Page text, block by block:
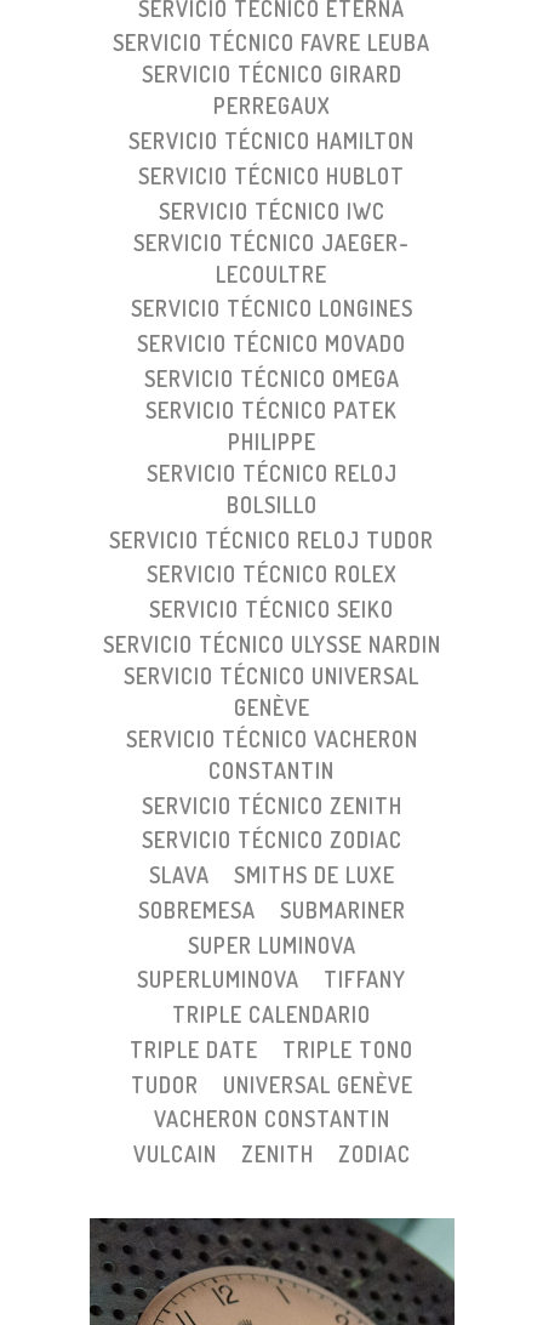
SERVICIO TÉCNICO ETERNA
SERVICIO TÉCNICO FAVRE LEUBA
SERVICIO TÉCNICO GIRARD
PERREGAUX
SERVICIO TÉCNICO HAMILTON
SERVICIO TÉCNICO HUBLOT
SERVICIO TÉCNICO IWC
SERVICIO TÉCNICO JAEGER-
LECOULTRE
SERVICIO TÉCNICO LONGINES
SERVICIO TÉCNICO MOVADO
SERVICIO TÉCNICO OMEGA
SERVICIO TÉCNICO PATEK
PHILIPPE
SERVICIO TÉCNICO RELOJ
BOLSILLO
SERVICIO TÉCNICO RELOJ TUDOR
SERVICIO TÉCNICO ROLEX
SERVICIO TÉCNICO SEIKO
SERVICIO TÉCNICO ULYSSE NARDIN
SERVICIO TÉCNICO UNIVERSAL
GENÈVE
SERVICIO TÉCNICO VACHERON
CONSTANTIN
SERVICIO TÉCNICO ZENITH
SERVICIO TÉCNICO ZODIAC
SLAVA
SMITHS DE LUXE
SOBREMESA
SUBMARINER
SUPER LUMINOVA
SUPERLUMINOVA
TIFFANY
TRIPLE CALENDARIO
TRIPLE DATE
TRIPLE TONO
TUDOR
UNIVERSAL GENÈVE
VACHERON CONSTANTIN
VULCAIN
ZENITH ZODIAC